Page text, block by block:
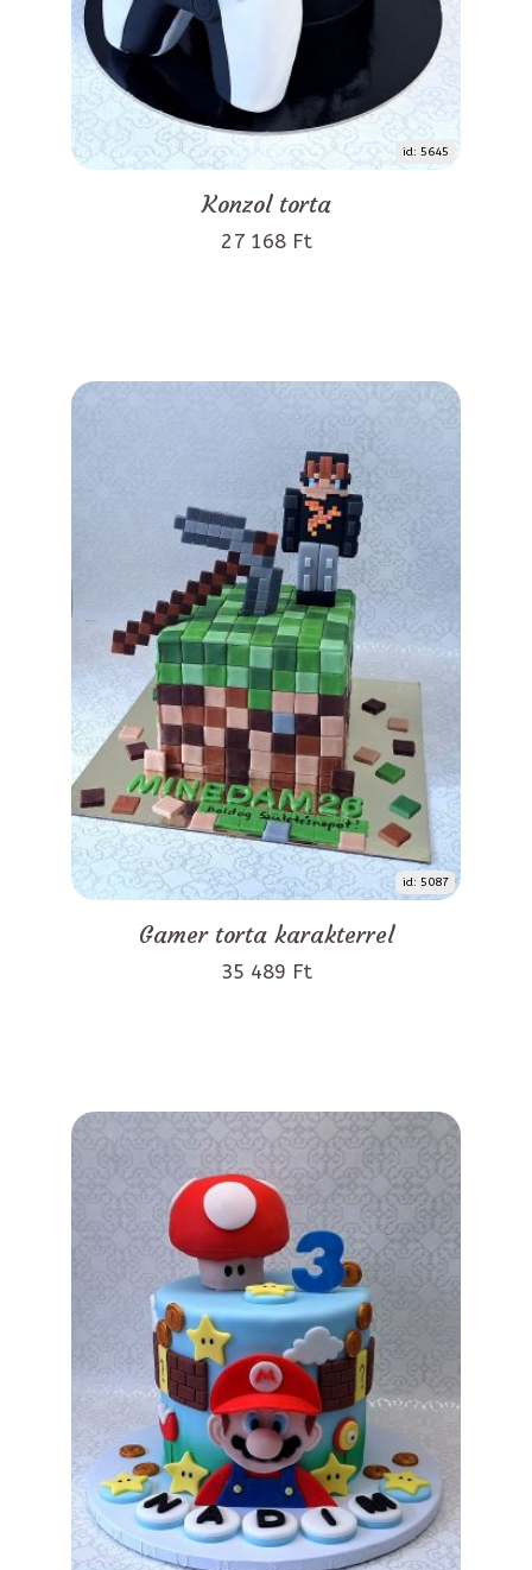
id: 5645
Konzol torta
27 168 Ft
id: 5087
Gamer torta karakterrel
35 489 Ft